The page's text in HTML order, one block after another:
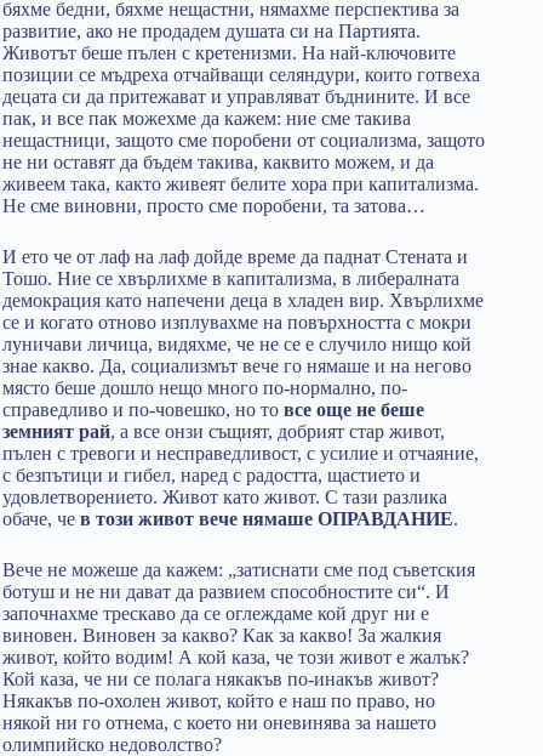
бяхме бедни, бяхме нещастни, нямахме перспектива за
развитие, ако не продадем душата си на Партията.
Животът беше пълен с кретенизми. На най-ключовите
позиции се мъдреха отчайващи селяндури, които готвеха
децата си да притежават и управляват бъднините. И все
пак, и все пак можехме да кажем: ние сме такива
нещастници, защото сме поробени от социализма, защото
не ни оставят да бъдем такива, каквито можем, и да
живеем така, както живеят белите хора при капитализма.
Не сме виновни, просто сме поробени, та затова…
И ето че от лаф на лаф дойде време да паднат Стената и
Тошо. Ние се хвърлихме в капитализма, в либералната
демокрация като напечени деца в хладен вир. Хвърлихме
се и когато отново изплувахме на повърхността с мокри
луничави личица, видяхме, че не се е случило нищо кой
знае какво. Да, социализмът вече го нямаше и на негово
място беше дошло нещо много по-нормално, по-
справедливо и по-човешко, но то все още не беше
земният рай, а все онзи същият, добрият стар живот,
пълен с тревоги и несправедливост, с усилие и отчаяние,
с безпътици и гибел, наред с радостта, щастието и
удовлетворението. Живот като живот. С тази разлика
обаче, че в този живот вече нямаше ОПРАВДАНИЕ.
Вече не можеше да кажем: „затиснати сме под съветския
ботуш и не ни дават да развием способностите си“. И
започнахме трескаво да се оглеждаме кой друг ни е
виновен. Виновен за какво? Как за какво! За жалкия
живот, който водим! А кой каза, че този живот е жалък?
Кой каза, че ни се полага някакъв по-инакъв живот?
Някакъв по-охолен живот, който е наш по право, но
някой ни го отнема, с което ни оневинява за нашето
олимпийско недоволство?